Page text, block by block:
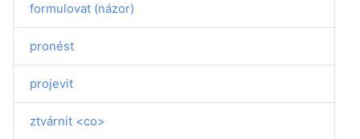
formulovat (názor)
pronést
projevit
ztvárnit <co>